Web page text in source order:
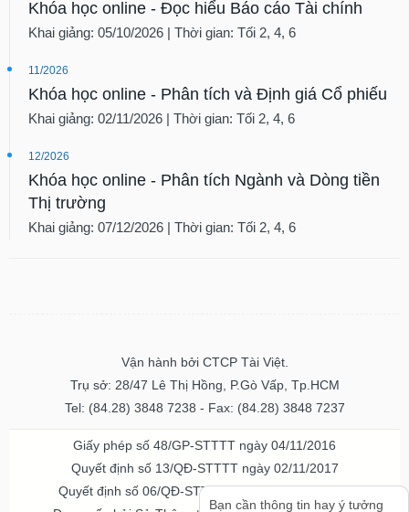
Khóa học online - Đọc hiểu Báo cáo Tài chính
Khai giảng: 05/10/2026 | Thời gian: Tối 2, 4, 6
11/2026
Khóa học online - Phân tích và Định giá Cổ phiếu
Khai giảng: 02/11/2026 | Thời gian: Tối 2, 4, 6
12/2026
Khóa học online - Phân tích Ngành và Dòng tiền
Thị trường
Khai giảng: 07/12/2026 | Thời gian: Tối 2, 4, 6
Vận hành bởi CTCP Tài Việt.
Trụ sở: 28/47 Lê Thị Hồng, P.Gò Vấp, Tp.HCM
Tel: (84.28) 3848 7238 - Fax: (84.28) 3848 7237
Giấy phép số 48/GP-STTTT ngày 04/11/2016
Quyết định số 13/QĐ-STTTT ngày 02/11/2017
Quyết định số 06/QĐ-STTTT-ICP ngày 20/07/2023
Bạn cần thông tin hay ý tưởng
Dữ
liệu
chính